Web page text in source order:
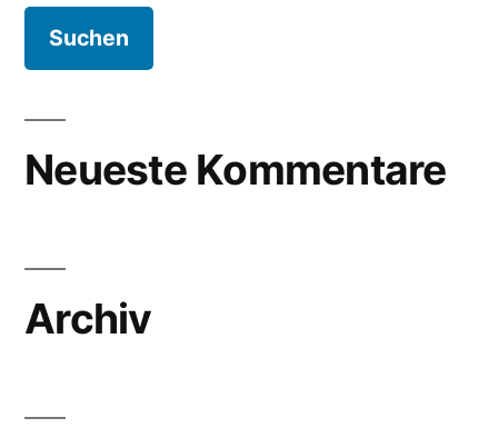
Neueste Kommentare
Archiv